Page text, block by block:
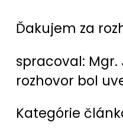
Ďakujem za
spracoval: Mgr.
rozhovor bol
Kategórie